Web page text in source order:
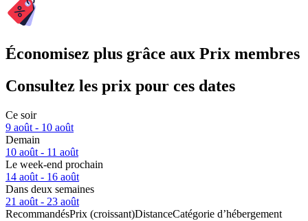
Économisez plus grâce aux Prix membres
Consultez les prix pour ces dates
Ce soir
9 août - 10 août
Demain
10 août - 11 août
Le week-end prochain
14 août - 16 août
Dans deux semaines
21 août - 23 août
RecommandésPrix (croissant)DistanceCatégorie d’hébergement